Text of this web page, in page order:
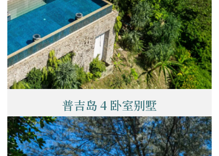
普吉岛 4 卧室别墅